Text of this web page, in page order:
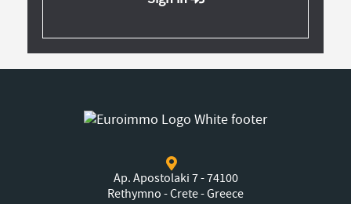
Ap. Apostolaki 7 - 74100
Rethymno - Crete - Greece